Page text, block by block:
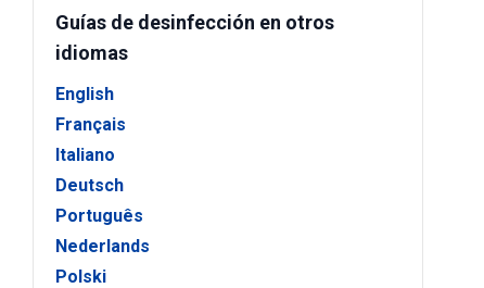
Guías de desinfección en otros
idiomas
English
Français
Italiano
Deutsch
Português
Nederlands
Polski